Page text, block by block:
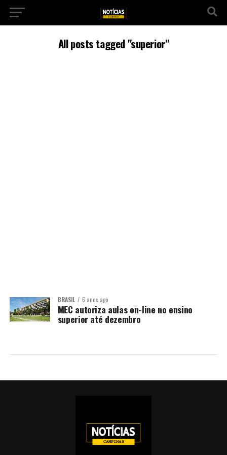
All posts tagged "superior"
BRASIL 6 anos ago
MEC autoriza aulas on-line no ensino
superior até dezembro